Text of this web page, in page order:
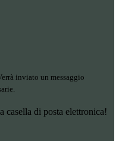
inviato un messaggio
casella di posta elettronica!